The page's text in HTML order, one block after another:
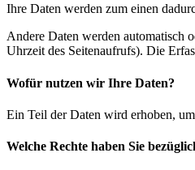
Ihre Daten werden zum einen
Andere Daten werden automatisch
Uhrzeit des Seitenaufrufs). Die
Wofür nutzen wir Ihre Daten?
Ein Teil der Daten wird erhoben,
Welche Rechte haben Sie